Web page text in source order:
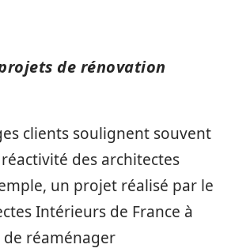
de rénovation
clients soulignent souvent
des architectes
un projet réalisé par le
Intérieurs de France à
réaménager